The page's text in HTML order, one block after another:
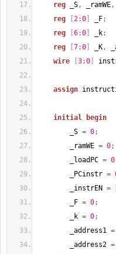
reg _S, _ramWE,
reg
2:0 _F;
reg
6:0 _k;
reg
7:0 _K,
wire
3:0
assign
initial
begin
_S = 0;
_ramWE = 0;
_loadPC = 0
_PCinstr =
_instrEN =
_F = 0;
_k = 0;
_address1 =
_address2 =